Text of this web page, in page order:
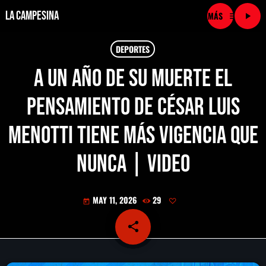
La Campesina menu
play_arrow
LA CAMPESINA CADENA
play_arrow LA CAMPESINA 101.9 FM
play_arrow LA CAMPESINA 96.7 FM
DEPORTES
A un año de su muerte el
pensamiento de César Luis
Menotti tiene más vigencia que
nunca | Video
today MAY 11, 2026 29
share
email